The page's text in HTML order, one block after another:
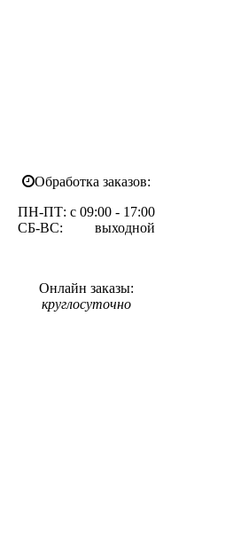
Обработка заказов:
ПН-ПТ: с 09:00 - 17:00
СБ-ВС: выходной
Онлайн заказы:
круглосуточно